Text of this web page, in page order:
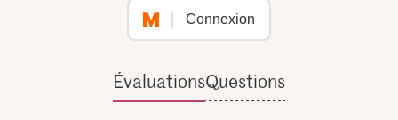
Connexion
ÉvaluationsQuestions